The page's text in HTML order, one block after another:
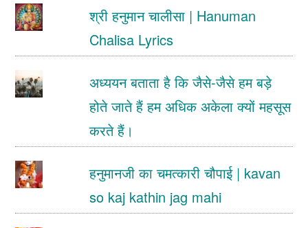
श्री हनुमान चालीसा | Hanuman
Chalisa Lyrics
अध्ययन बताता है कि जैसे-जैसे हम बड़े
होते जाते हैं हम अधिक अकेला क्यों महसूस
करते हैं।
हनुमानजी का चमत्कारी चौपाई | kavan
so kaj kathin jag mahi